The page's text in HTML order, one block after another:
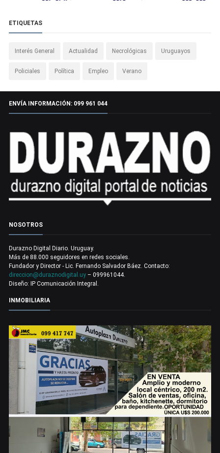
ETIQUETAS
Interés General Actualidad Necrológicas Uruguayos
Policiales Política Empleo Verano
ENVÍA INFORMACIÓN: 099 961 044
NOSOTROS
Durazno Digital Diario. Uruguay.
Más de 88.000 seguidores en redes sociales.
Fundador y Director - Lic. Fernando Salvador Báez. Contacto:
direccion@duraznodigital.uy – 099961044.
Diseño: IP Comunicación Integral.
INMOBILIARIA